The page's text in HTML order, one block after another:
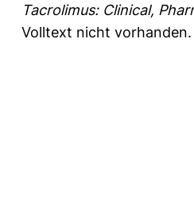
Tacrolimus: Clinical,
Volltext nicht vorhanden.